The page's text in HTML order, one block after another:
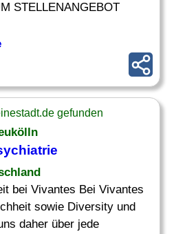
STELLENANGEBOT
gefunden
bei Vivantes Bei Vivantes
sowie Diversity und
daher über jede